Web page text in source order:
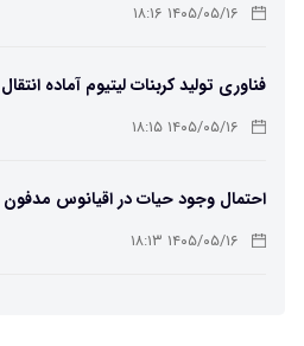
۱۴۰۵/۰۵/۱۶ ۱۸:۱۶
فناوری تولید کربنات لیتیوم آماده
است۱۴۰۵/۰۵/۱۶ ۱۸:۱۵
احتمال وجود حیات در اقیانوس مدفون
۱۴۰۵/۰۵/۱۶ ۱۸:۱۳